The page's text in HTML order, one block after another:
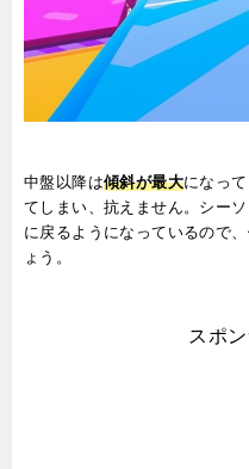
中盤以降は傾斜が最大になっ
てしまい、抗えません。シー
に戻るようになっているので
ょう。
スポ